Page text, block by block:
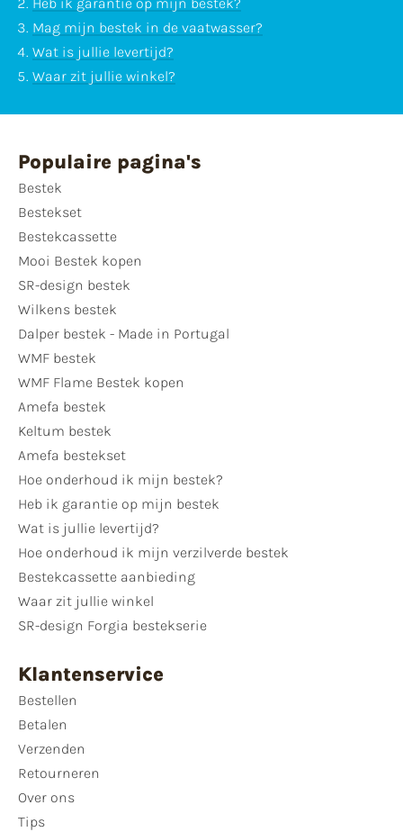
Mag mijn bestek in de vaatwasser?
Wat is jullie levertijd?
Waar zit jullie winkel?
Populaire pagina's
Bestek
Bestekset
Bestekcassette
Mooi Bestek kopen
SR-design bestek
Wilkens bestek
Dalper bestek - Made in Portugal
WMF bestek
WMF Flame Bestek kopen
Amefa bestek
Keltum bestek
Amefa bestekset
Hoe onderhoud ik mijn bestek?
Heb ik garantie op mijn bestek
Wat is jullie levertijd?
Hoe onderhoud ik mijn verzilverde bestek
Bestekcassette aanbieding
Waar zit jullie winkel
SR-design Forgia bestekserie
Klantenservice
Bestellen
Betalen
Verzenden
Retourneren
Over ons
Tips